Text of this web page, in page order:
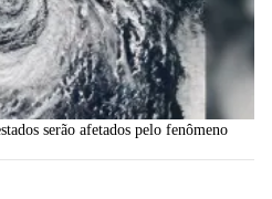
serão afetados pelo fenômeno